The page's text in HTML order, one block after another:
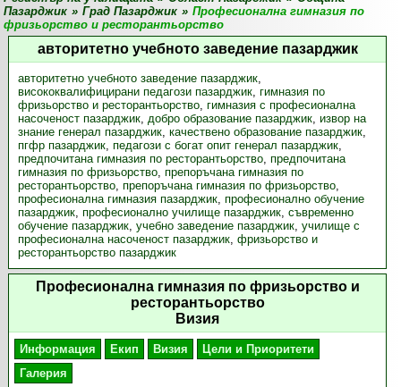
Пазарджик » Град Пазарджик » Професионална гимназия по
фризьорство и ресторантьорство
авторитетно учебното заведение пазарджик
авторитетно учебното заведение пазарджик,
висококвалифицирани педагози пазарджик, гимназия по
фризьорство и ресторантьорство, гимназия с професионална
насоченост пазарджик, добро образование пазарджик, извор на
знание генерал пазарджик, качествено образование пазарджик,
пгфр пазарджик, педагози с богат опит генерал пазарджик,
предпочитана гимназия по ресторантьорство, предпочитана
гимназия по фризьорство, препоръчана гимназия по
ресторантьорство, препоръчана гимназия по фризьорство,
професионална гимназия пазарджик, професионално обучение
пазарджик, професионално училище пазарджик, съвременно
обучение пазарджик, учебно заведение пазарджик, училище с
професионална насоченост пазарджик, фризьорство и
ресторантьорство пазарджик
Професионална гимназия по фризьорство и
ресторантьорство
Визия
Информация Екип Визия
Цели и Приоритети
Галерия